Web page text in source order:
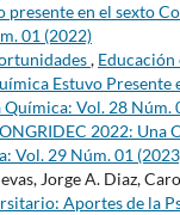
presente en el sexto
01 (2022)
,
Estuvo
Química: Vol. 28 Núm.
2022:
Vol. 29 Núm. 01
Jorge A. Diaz,
Aportes de la